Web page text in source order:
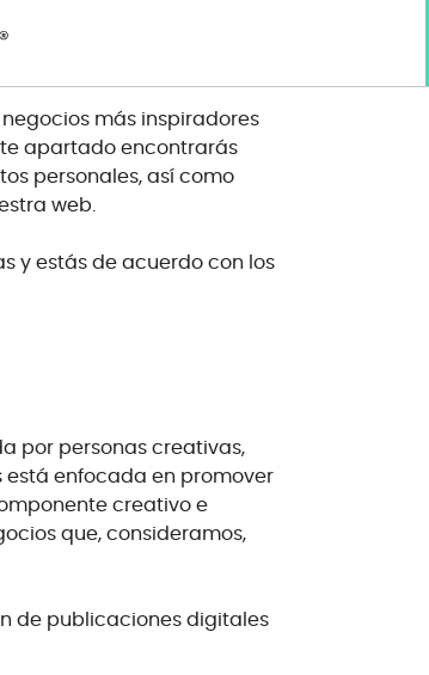
más inspiradores
apartado encontrarás
personales, así como
web.
y estás de acuerdo con los
por personas creativas,
está enfocada en promover
creativo e
que, consideramos,
de publicaciones digitales